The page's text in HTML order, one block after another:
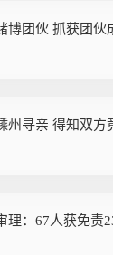
博团伙 抓获团伙
州寻亲 得知双方
理：67人获免责